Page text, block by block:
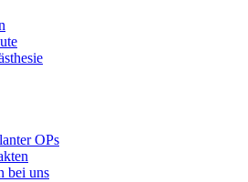
OPs
bei uns